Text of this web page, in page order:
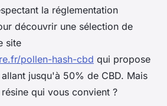
la réglementation
découvrir une sélection de
site
pollen-hash-cbd qui propose
jusqu'à 50% de CBD. Mais
qui vous convient ?